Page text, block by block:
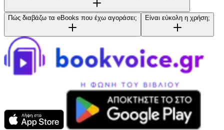
Πώς διαβάζω τα eBooks που έχω αγοράσει; Είναι εύκολη η χρήση;